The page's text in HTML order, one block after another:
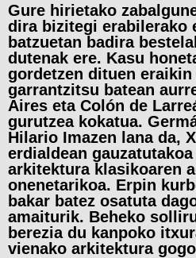
Gure hirietako
dira bizitegi erabilerako
batzuetan badira
dutenak ere. Kasu
gordetzen dituen eraikin
garrantzitsu batean
Aires eta Colón de
gurutzea kokatua.
Hilario Imazen lana da,
erdialdean
arkitektura klasikoaren
onenetarikoa. Erpin
bakar batez osatuta
amaiturik. Beheko
berezia du kanpoko
vienako arkitektura